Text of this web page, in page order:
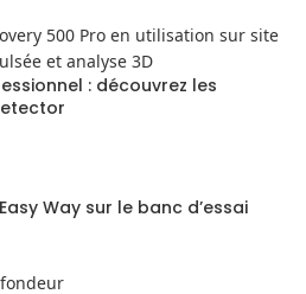
: découvrez les
Way sur le banc d’essai